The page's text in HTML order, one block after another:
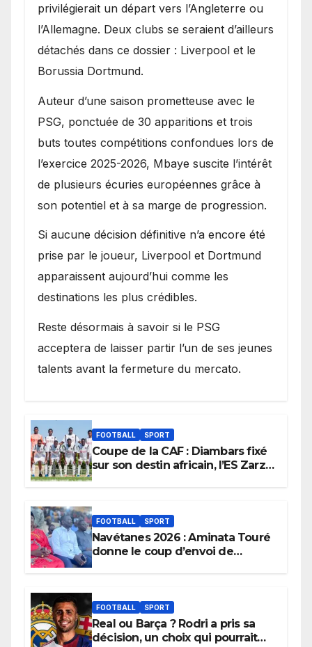
privilégierait un départ vers l’Angleterre ou
l’Allemagne. Deux clubs se seraient d’ailleurs
détachés dans ce dossier : Liverpool et le
Borussia Dortmund.
Auteur d’une saison prometteuse avec le
PSG, ponctuée de 30 apparitions et trois
buts toutes compétitions confondues lors de
l’exercice 2025-2026, Mbaye suscite l’intérêt
de plusieurs écuries européennes grâce à
son potentiel et à sa marge de progression.
Si aucune décision définitive n’a encore été
prise par le joueur, Liverpool et Dortmund
apparaissent aujourd’hui comme les
destinations les plus crédibles.
Reste désormais à savoir si le PSG
acceptera de laisser partir l’un de ses jeunes
talents avant la fermeture du mercato.
FOOTBALL SPORT
Coupe de la CAF : Diambars fixé
sur son destin africain, l’ES Zarzis
FOOTBALL SPORT
Navétanes 2026 : Aminata Touré
donne le coup d’envoi de
apaisées.
FOOTBALL SPORT
Real ou Barça ? Rodri a pris sa
décision, un choix qui pourrait